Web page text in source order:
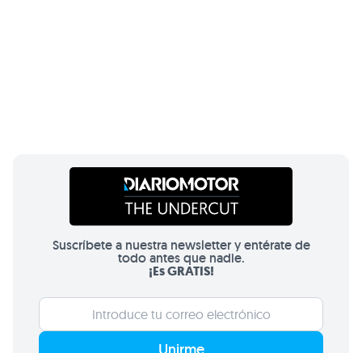
Suscríbete a nuestra newsletter y entérate de
todo antes que nadie.
¡Es GRATIS!
Unirme